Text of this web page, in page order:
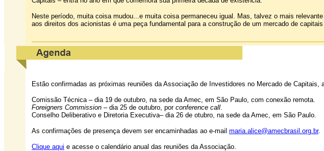
Neste período, muita coisa mudou...e muita coisa permaneceu igual. Mas, talvez o mais
aos direitos dos acionistas é uma peça fundamental para a construção de um mercado de
Estão confirmadas as próximas reuniões da Associação de Investidores no Mercado de Capitais,
Comissão Técnica – dia 19 de outubro, na sede da Amec, em São Paulo, com conexão remota.
Foreigners Commission – dia 25 de outubro, por conference call.
Conselho Deliberativo e Diretoria Executiva– dia 26 de otubro, na sede da Amec, em São Paulo.
As confirmações de presença devem ser encaminhadas ao e-mail maria.alice@amecbrasil.org.br.
Clique aqui e acesse o calendário anual das reuniões da Associação.